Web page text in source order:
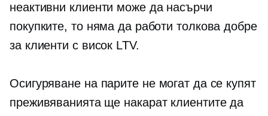
неактивни клиенти може да насърчи
покупките, то няма да работи толкова добре
за клиенти с висок LTV.
Осигуряване на парите не могат да се купят
преживяванията ще накарат клиентите да